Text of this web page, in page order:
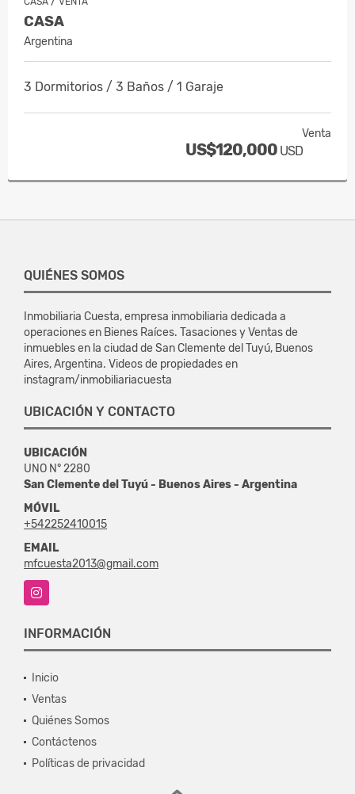
CASA
Argentina
3 Dormitorios / 3 Baños / 1 Garaje
Venta
US$120,000 USD
QUIÉNES SOMOS
Inmobiliaria Cuesta, empresa inmobiliaria dedicada a
operaciones en Bienes Raíces. Tasaciones y Ventas de
inmuebles en la ciudad de San Clemente del Tuyú, Buenos
Aires, Argentina. Videos de propiedades en
instagram/inmobiliariacuesta
UBICACIÓN Y CONTACTO
UBICACIÓN
UNO N° 2280
San Clemente del Tuyú - Buenos Aires - Argentina
MÓVIL
+542252410015
EMAIL
mfcuesta2013@gmail.com
Instagram
INFORMACIÓN
Inicio
Ventas
Quiénes Somos
Contáctenos
Políticas de privacidad